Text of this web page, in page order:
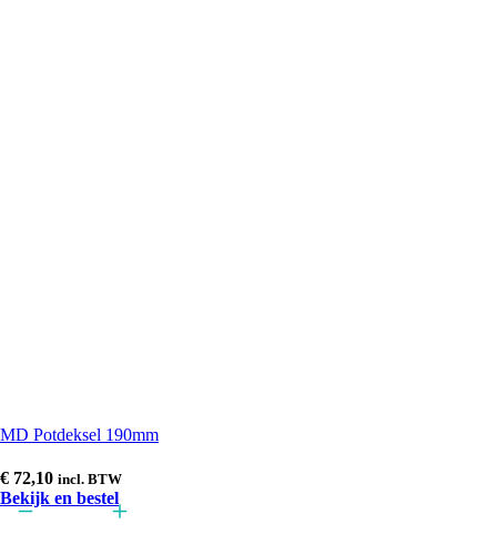
MD Potdeksel 190mm
€ 72,10 incl. BTW
Bekijk en bestel